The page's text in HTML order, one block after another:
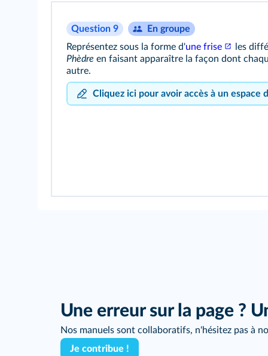
Question 9
En groupe
Représentez sous la forme d'une frise
les
Phèdre en faisant apparaître la façon dont
autre.
Cliquez ici pour avoir accès à un espace
Une erreur sur la page ?
Nos manuels sont collaboratifs, n'hésitez pas à
Je contribue !